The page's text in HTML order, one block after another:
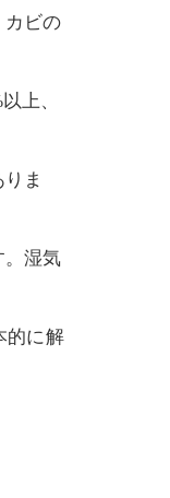
カビの
上、
ま
。湿気
的に解